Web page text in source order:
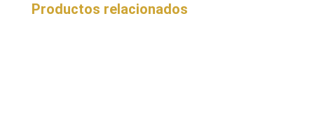
Productos relacionados